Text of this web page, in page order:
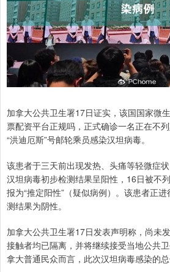
加拿大公共卫生署17日证实，该国国家微
票配资平台正规吗，正式确诊一名正在不
“洪迪厄斯”号邮轮乘员感染汉坦病毒。
该患者于三天前出现发热、头痛等轻微症
汉坦病毒初步检测结果呈阳性，16日被不
报为“推定阳性”（疑似病例）。该患者正
测结果为阴性。
加拿大公共卫生署17日发表声明称，尚未
接触者均已隔离，并将继续接受当地公共
拿大普通民众而言，此次汉坦病毒感染的总